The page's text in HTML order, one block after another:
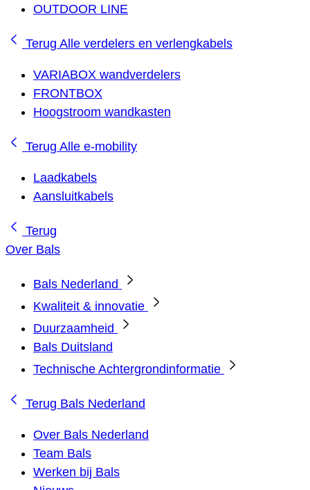
OUTDOOR LINE
Terug Alle verdelers en verlengkabels
VARIABOX wandverdelers
FRONTBOX
Hoogstroom wandkasten
Terug Alle e-mobility
Laadkabels
Aansluitkabels
Terug
Over Bals
Bals Nederland
Kwaliteit & innovatie
Duurzaamheid
Bals Duitsland
Technische Achtergrondinformatie
Terug Bals Nederland
Over Bals Nederland
Team Bals
Werken bij Bals